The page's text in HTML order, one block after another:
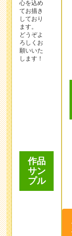
ます。
どうぞよ
ろしくお
願いいた
します！